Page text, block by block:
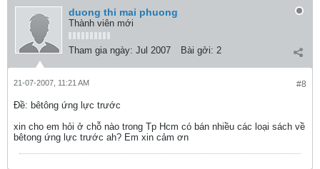
duong thi mai phuong
Thành viên mới
Tham gia ngày: Jul 2007 Bài gởi: 2
#8
21-07-2007, 11:21 AM
Ðề: bêtông ứng lực trước
xin cho em hỏi ở chỗ nào trong Tp Hcm có bán nhiều các loại sách về
bêtong ứng lực trước ah? Em xin cảm ơn